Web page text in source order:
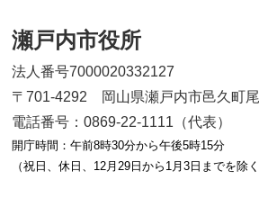
瀬戸内市役所
法人番号7000020332127
〒701-4292 岡山県瀬戸内市邑久町
電話番号：0869-22-1111（代表）
開庁時間：午前8時30分から午後5時15分
（祝日、休日、12月29日から1月3日までを除